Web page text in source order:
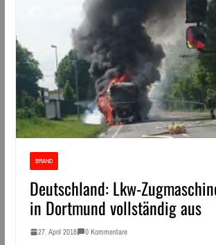
BRAND
Deutschland: Lkw-
in Dortmund vollständig aus
27. April 2018 0 Kommentare